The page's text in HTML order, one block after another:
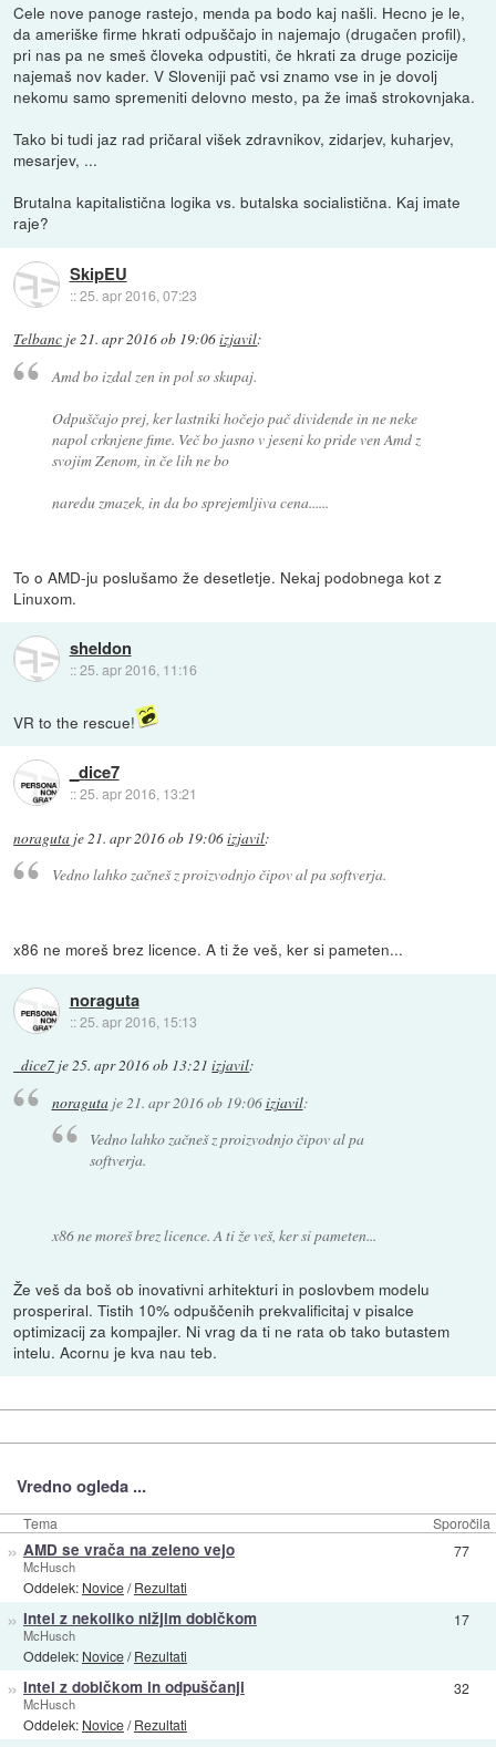
Cele nove panoge rastejo, menda pa bodo kaj našli. Hecno je le,
da ameriške firme hkrati odpuščajo in najemajo (drugačen profil),
pri nas pa ne smeš človeka odpustiti, če hkrati za druge pozicije
najemaš nov kader. V Sloveniji pač vsi znamo vse in je dovolj
nekomu samo spremeniti delovno mesto, pa že imaš strokovnjaka.
Tako bi tudi jaz rad pričaral višek zdravnikov, zidarjev, kuharjev,
mesarjev, ...
Brutalna kapitalistična logika vs. butalska socialistična. Kaj imate
raje?
SkipEU
::25. apr 2016, 07:23
Telbanc je21. apr 2016 ob 19:06izjavil:
Amd bo izdal zen in pol so skupaj.
Odpuščajo prej, ker lastniki hočejo pač dividende in ne neke
napol crknjene fime. Več bo jasno v jeseni ko pride ven Amd z
svojim Zenom, in če lih ne bo
naredu zmazek, in da bo sprejemljiva cena......
To o AMD-ju poslušamo že desetletje. Nekaj podobnega kot z
Linuxom.
sheldon
::25. apr 2016, 11:16
VR to the rescue!
_dice7
::25. apr 2016, 13:21
noraguta je21. apr 2016 ob 19:06izjavil:
Vedno lahko začneš z proizvodnjo čipov al pa softverja.
x86 ne moreš brez licence. A ti že veš, ker si pameten...
noraguta
::25. apr 2016, 15:13
_dice7 je25. apr 2016 ob 13:21 izjavil:
noragutaje21. apr 2016 ob 19:06izjavil:
Vedno lahko začneš z proizvodnjo čipov al pa
softverja.
x86 ne moreš brez licence. A ti že veš, ker si pameten...
Že veš da boš ob inovativni arhitekturi in poslovbem modelu
prosperiral. Tistih 10% odpuščenih prekvalificitaj v pisalce
optimizacij za kompajler. Ni vrag da ti ne rata ob tako butastem
intelu. Acornu je kva nau teb.
Vredno ogleda ...
Tema Sporočila
» AMD se vrača na zeleno vejo
McHusch
Oddelek: Novice/Rezultati
77
» Intel z nekoliko nižjim dobičkom
McHusch
Oddelek: Novice/Rezultati
17
» Intel z dobičkom in odpuščanji
McHusch
Oddelek: Novice/Rezultati
32